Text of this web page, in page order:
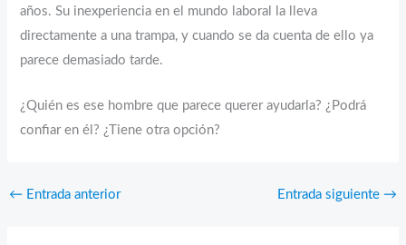
años. Su inexperiencia en el mundo laboral la lleva
directamente a una trampa, y cuando se da cuenta de ello ya
parece demasiado tarde.
¿Quién es ese hombre que parece querer ayudarla? ¿Podrá
confiar en él? ¿Tiene otra opción?
← Entrada anterior Entrada siguiente →